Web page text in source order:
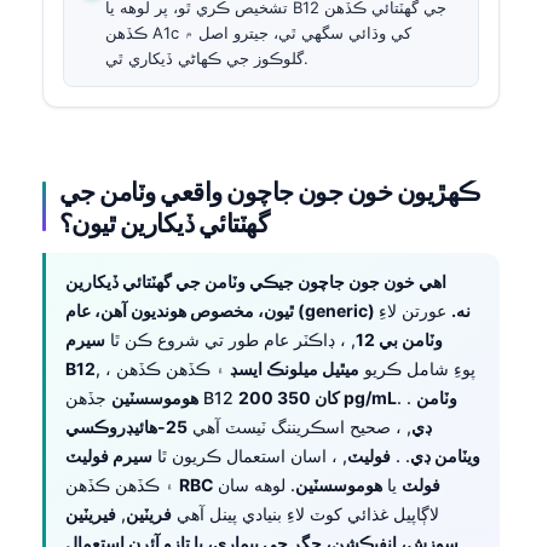
تشخيص ڪري ٿو، پر لوهه يا B12 جي گهٽتائي ڪڏهن
ڪڏهن A1c کي وڌائي سگهي ٿي، جيترو اصل ۾
گلوڪوز جي ڪهاڻي ڏيکاري ٿي.
ڪهڙيون خون جون جاچون واقعي وٽامن جي
گهٽتائي ڏيکارين ٿيون؟
اهي خون جون جاچون جيڪي وٽامن جي گهٽتائي ڏيکارين
ٿيون، مخصوص هونديون آهن، عام (generic) نه. عورتن لاءِ
وٽامن بي 12
, ، ڊاڪٽر عام طور تي شروع ڪن ٿا سيرم
B12
, ، پوءِ شامل ڪريو ميٿيل ميلونڪ ايسڊ ۽ ڪڏهن ڪڏهن
هوموسسٽين جڏهن B12 200 کان 350 pg/mL. . وٽامن
ڊي, ، صحيح اسڪريننگ ٽيسٽ آهي
25-هائيڊروڪسي
ويٽامن ڊي. . فوليٽ, ، اسان استعمال ڪريون ٿا سيرم فوليٽ
RBC فولٽ يا هوموسسٽين. لوهه سان
لاڳاپيل غذائي کوٽ لاءِ بنيادي پينل آهي فريٽين, فيريٽين
سوزش، انفيڪشن، جگر جي بيماري، يا تازو آئرن استعمال